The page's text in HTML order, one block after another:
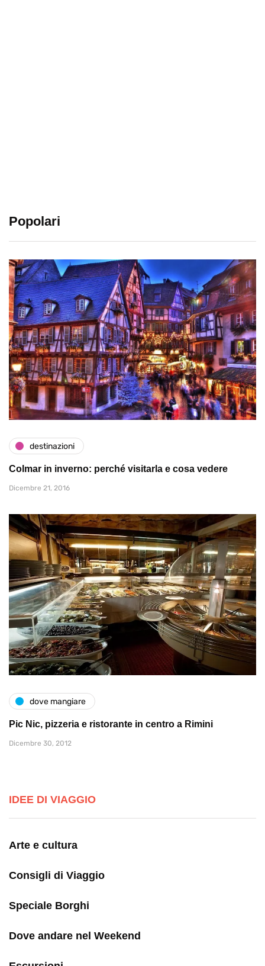
Popolari
destinazioni
Colmar in inverno: perché visitarla e cosa vedere
Dicembre 21, 2016
dove mangiare
Pic Nic, pizzeria e ristorante in centro a Rimini
Dicembre 30, 2012
IDEE DI VIAGGIO
Arte e cultura
Consigli di Viaggio
Speciale Borghi
Dove andare nel Weekend